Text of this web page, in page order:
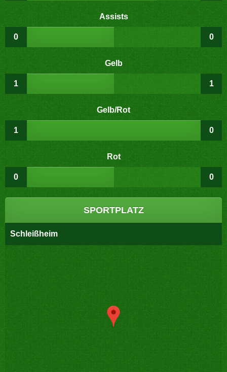
Assists
0 0
Gelb
1 1
Gelb/Rot
1 0
Rot
0 0
SPORTPLATZ
Schleißheim